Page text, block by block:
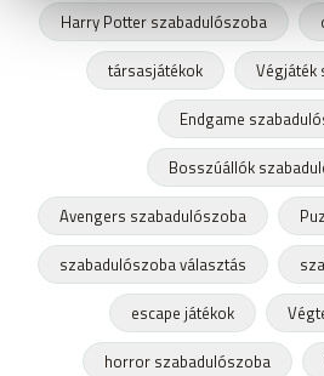
Harry Potter szabadulószoba
társasjátékok
Végjáték
Endgame
Bosszúállók
Avengers szabadulószoba
szabadulószoba választás
escape játékok
horror szabadulószoba